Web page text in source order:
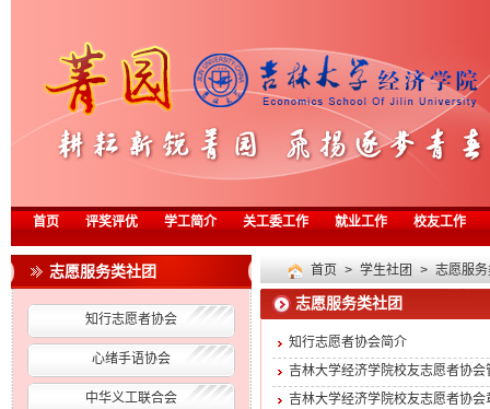
首页 评奖评优 学工简介 关工委工作 就业工作 校友工作
志愿服务类社团
知行志愿者协会
心绪手语协会
中华义工联合会
首页 > 学生社团 > 志愿服
志愿服务类社团
知行志愿者协会简介
吉林大学经济学院校友志愿者协会
吉林大学经济学院校友志愿者协会